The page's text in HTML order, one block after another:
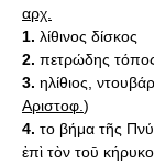
αρχ.
1. λίθινος δίσκος
2. πετρώδης
3. ηλίθιος,
Αριστοφ. )
4. το βήμα τῆς
ἐπὶ τὸν τοῡ